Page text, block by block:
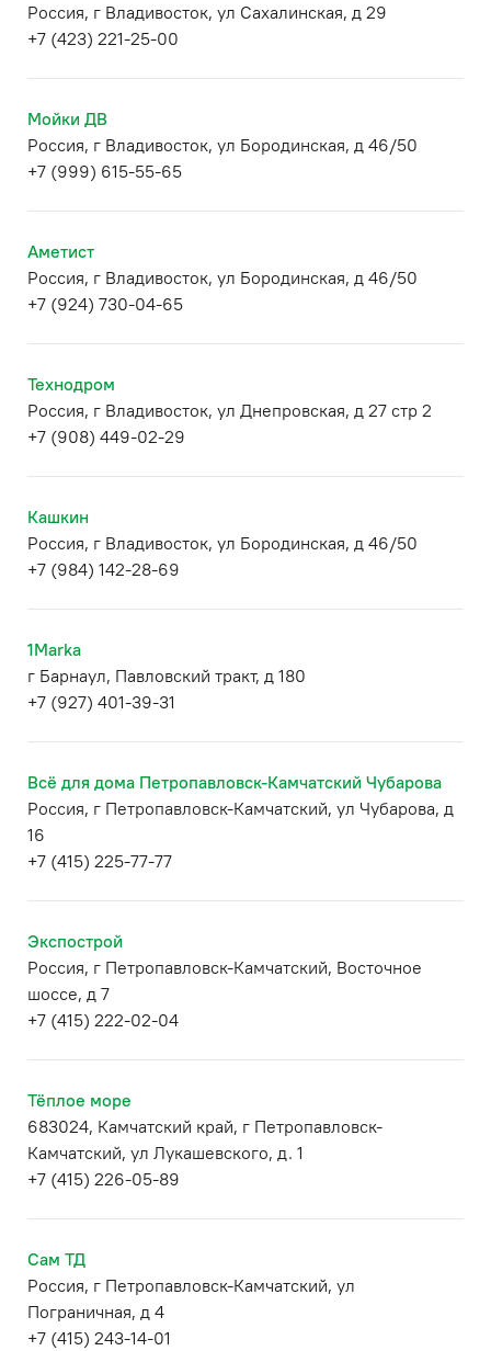
Россия, г Владивосток, ул Сахалинская, д 29
+7 (423) 221-25-00
Мойки ДВ
Россия, г Владивосток, ул Бородинская, д 46/50
+7 (999) 615-55-65
Аметист
Россия, г Владивосток, ул Бородинская, д 46/50
+7 (924) 730-04-65
Технодром
Россия, г Владивосток, ул Днепровская, д 27 стр 2
+7 (908) 449-02-29
Кашкин
Россия, г Владивосток, ул Бородинская, д 46/50
+7 (984) 142-28-69
1Marka
г Барнаул, Павловский тракт, д 180
+7 (927) 401-39-31
Всё для дома Петропавловск-Камчатский Чубарова
Россия, г Петропавловск-Камчатский, ул Чубарова, д
16
+7 (415) 225-77-77
Экспострой
Россия, г Петропавловск-Камчатский, Восточное
шоссе, д 7
+7 (415) 222-02-04
Тёплое море
683024, Камчатский край, г Петропавловск-
Камчатский, ул Лукашевского, д. 1
+7 (415) 226-05-89
Сам ТД
Россия, г Петропавловск-Камчатский, ул
Пограничная, д 4
+7 (415) 243-14-01